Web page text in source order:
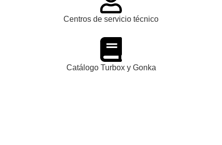
Centros de servicio técnico
Catálogo Turbox y Gonka